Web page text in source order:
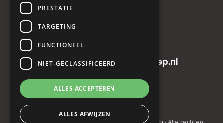
+31(0)161 23 48 68
info@horecainnovatiegroep.nl
Privacyverklaring|AV
PRESTATIE
TARGETING
FUNCTIONEEL
NIET-GECLASSIFICEERD
ALLES ACCEPTEREN
ALLES AFWIJZEN